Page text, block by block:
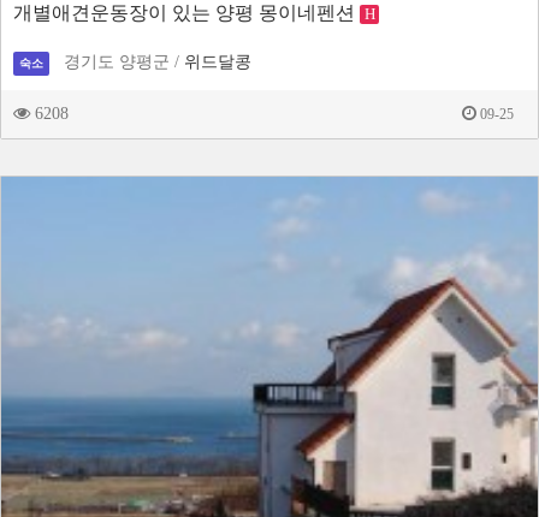
개별애견운동장이 있는 양평 몽이네펜션 H
숙소 경기도 양평군 / 위드달콩
6208 09-25